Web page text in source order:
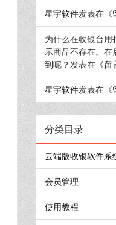
星宇软件发表在《
为什么在收银台
示商品不存在。在
到呢？发表在《留
星宇软件发表在《
分类目录
云端版收银软件系
会员管理
使用教程